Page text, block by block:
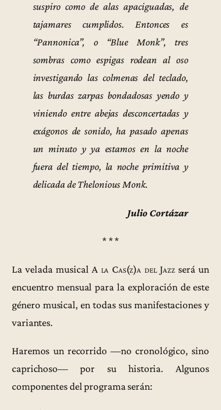
suspiro como de alas apaciguadas, de
tajamares cumplidos. Entonces es
“Pannonica”, o “Blue Monk”, tres
sombras como espigas rodean al oso
investigando las colmenas del teclado,
las burdas zarpas bondadosas yendo y
viniendo entre abejas desconcertadas y
exágonos de sonido, ha pasado apenas
un minuto y ya estamos en la noche
fuera del tiempo, la noche primitiva y
delicada de Thelonious Monk.
Julio Cortázar
* * *
La velada musicalA la Cas(z)a del Jazzserá un
encuentro mensual para la exploración de este
género musical, en todas sus manifestaciones y
variantes.
Haremos un recorrido —no cronológico, sino
caprichoso— por su historia. Algunos
componentes del programa serán: